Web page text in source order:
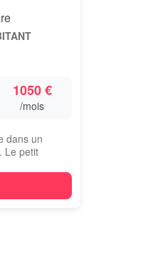
1050 €
/mois
dans un
Le petit